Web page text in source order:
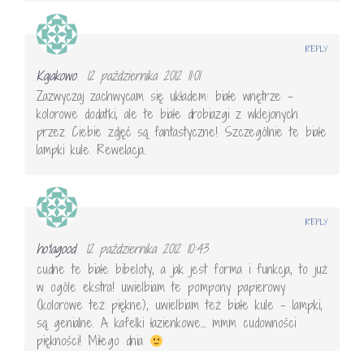
Kajakowo
12 października 2012 11:01
Zazwyczaj zachwycam się układem: białe wnętrze –
kolorowe dodatki, ale te białe drobiazgi z wklejonych
przez Ciebie zdjęć są fantastyczne! Szczególnie te białe
lampki kule. Rewelacja.
REPLY
ho'lagood
12 października 2012 10:43
cudne te białe bibeloty, a jak jest forma i funkcja, to już
w ogóle ekstra! uwielbiam te pompony papierowy
(kolorowe też piękne), uwielbiam też białe kule – lampki,
są genialne. A kafelki łazienkowe… mmm cudowności
piękności! Miłego dnia
REPLY